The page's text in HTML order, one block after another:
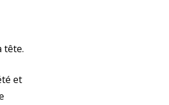
tête.
et